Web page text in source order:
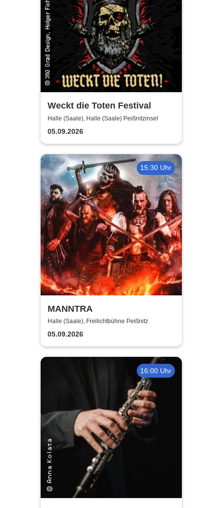
Weckt die Toten Festival
Halle (Saale), Halle (Saale) Peißnitzinsel
05.09.2026
15:30 Uhr
MANNTRA
Halle (Saale), Freilichtbühne Peißnitz
05.09.2026
16:00 Uhr